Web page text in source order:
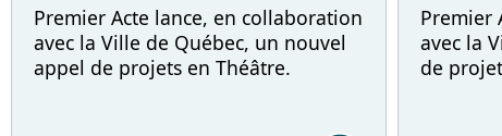
Premier Acte lance, en collaboration
avec la Ville de Québec, un nouvel
appel de projets en Théâtre.
Premier
avec la
de